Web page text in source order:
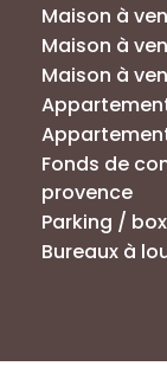
Maison à
Maison à
Maison à
Fonds de
provence
Parking /
Bureaux à